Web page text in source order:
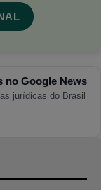
no Google News
jurídicas do Brasil